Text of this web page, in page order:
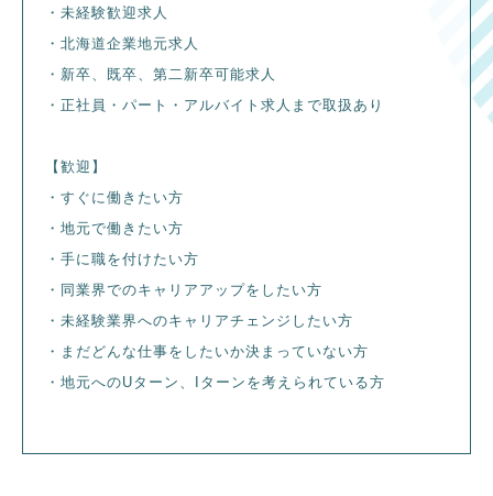
・未経験歓迎求人
・北海道企業地元求人
・新卒、既卒、第二新卒可能求人
・正社員・パート・アルバイト求人まで取扱あり
【歓迎】
・すぐに働きたい方
・地元で働きたい方
・手に職を付けたい方
・同業界でのキャリアアップをしたい方
・未経験業界へのキャリアチェンジしたい方
・まだどんな仕事をしたいか決まっていない方
・地元へのUターン、Iターンを考えられている方